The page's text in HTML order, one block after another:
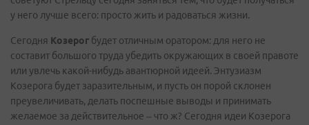
у него лучше всего: просто жить и радоваться жизни.
Сегодня Козерог будет отличным оратором: для него не
составит большого труда убедить окружающих в своей правоте
или увлечь какой-нибудь авантюрной идеей. Энтузиазм
Козерога будет заразительным, и пусть он порой склонен
преувеличивать, делать поспешные выводы и принимать
желаемое за действительное – что ж? Сегодня идеи Козерога